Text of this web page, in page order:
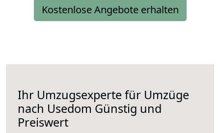
Kostenlose Angebote erhalten
Ihr Umzugsexperte für Umzüge
nach Usedom Günstig und
Preiswert